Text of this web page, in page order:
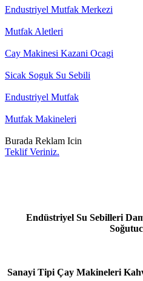
Endustriyel Mutfak Merkezi
Mutfak Aletleri
Cay Makinesi Kazani Ocagi
Sicak Soguk Su Sebili
Endustriyel Mutfak
Mutfak Makineleri
Burada Reklam Icin
Teklif Veriniz.
Endüstriyel Su Sebilleri
Sanayi Tipi Çay Makineleri